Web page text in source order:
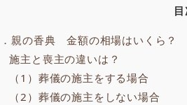
親の香典 金額の相場はいくら？
施主と喪主の違いは？
（1）葬儀の施主をする場合
（2）葬儀の施主をしない場合